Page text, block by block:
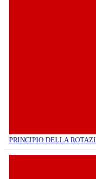
PRINCIPIO DELLA